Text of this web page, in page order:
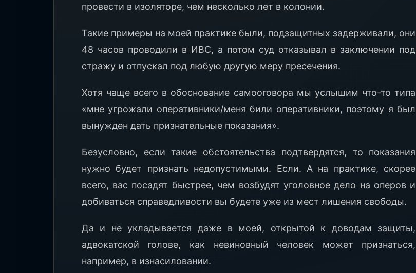
провести в изоляторе, чем несколько лет в колонии.
Такие примеры на моей практике были, подзащитных задерживали, они
48 часов проводили в ИВС, а потом суд отказывал в заключении под
стражу и отпускал под любую другую меру пресечения.
Хотя чаще всего в обоснование самооговора мы услышим что-то типа
«мне угрожали оперативники/меня били оперативники, поэтому я был
вынужден дать признательные показания».
Безусловно, если такие обстоятельства подтвердятся, то показания
нужно будет признать недопустимыми. Если. А на практике, скорее
всего, вас посадят быстрее, чем возбудят уголовное дело на оперов и
добиваться справедливости вы будете уже из мест лишения свободы.
Да и не укладывается даже в моей, открытой к доводам защиты,
адвокатской голове, как невиновный человек может признаться,
например, в изнасиловании.